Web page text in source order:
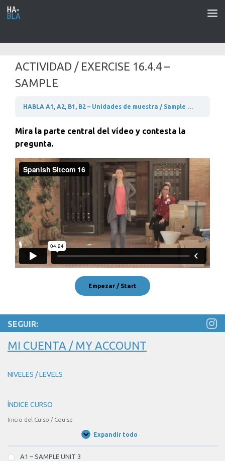
Saltar al contenido
ACTIVIDAD / EXERCISE 16.4.4 –
SAMPLE
Mira la parte central del vídeo y contesta la
pregunta.
SEGUIR:
MI CUENTA / MY ACCOUNT
NIVELES / LEVELS
ÍNDICE CURSO
Inicio del Curso / Course
Expandir todo
Unidades
A1 – SAMPLE UNIT 3